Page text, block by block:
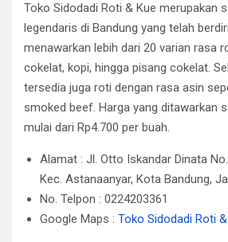
Toko Sidodadi Roti & Kue merupakan
legendaris di Bandung yang telah
menawarkan lebih dari 20 varian rasa
cokelat, kopi, hingga pisang cokelat.
tersedia juga roti dengan rasa asin
smoked beef. Harga yang ditawarkan
mulai dari Rp4.700 per buah.
Alamat : Jl. Otto Iskandar Dinata
Kec. Astanaanyar, Kota Bandung,
No. Telpon : 0224203361
Google Maps : Toko Sidodadi Roti